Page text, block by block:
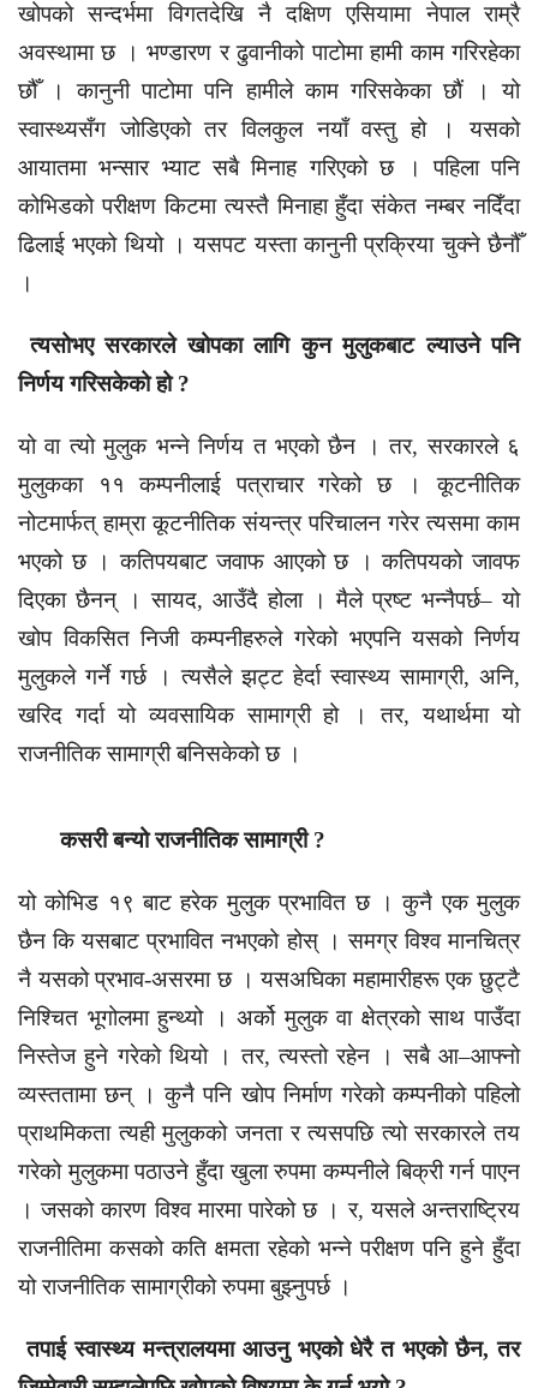
खोपको सन्दर्भमा विगतदेखि नै दक्षिण एसियामा नेपाल राम्रै
अवस्थामा छ । भण्डारण र ढुवानीको पाटोमा हामी काम गरिरहेका
छौँ । कानुनी पाटोमा पनि हामीले काम गरिसकेका छौं । यो
स्वास्थ्यसँग जोडिएको तर विलकुल नयाँ वस्तु हो । यसको
आयातमा भन्सार भ्याट सबै मिनाह गरिएको छ । पहिला पनि
कोभिडको परीक्षण किटमा त्यस्तै मिनाहा हुँदा संकेत नम्बर नदिँदा
ढिलाई भएको थियो । यसपट यस्ता कानुनी प्रक्रिया चुक्ने छैनौँ
।
त्यसोभए सरकारले खोपका लागि कुन मुलुकबाट ल्याउने पनि
निर्णय गरिसकेको हो ?
यो वा त्यो मुलुक भन्ने निर्णय त भएको छैन । तर, सरकारले ६
मुलुकका ११ कम्पनीलाई पत्राचार गरेको छ । कूटनीतिक
नोटमार्फत् हाम्रा कूटनीतिक संयन्त्र परिचालन गरेर त्यसमा काम
भएको छ । कतिपयबाट जवाफ आएको छ । कतिपयको जावफ
दिएका छैनन् । सायद, आउँदै होला । मैले प्रष्ट भन्नैपर्छ– यो
खोप विकसित निजी कम्पनीहरुले गरेको भएपनि यसको निर्णय
मुलुकले गर्ने गर्छ । त्यसैले झट्ट हेर्दा स्वास्थ्य सामाग्री, अनि,
खरिद गर्दा यो व्यवसायिक सामाग्री हो । तर, यथार्थमा यो
राजनीतिक सामाग्री बनिसकेको छ ।
कसरी बन्यो राजनीतिक सामाग्री ?
यो कोभिड १९ बाट हरेक मुलुक प्रभावित छ । कुनै एक मुलुक
छैन कि यसबाट प्रभावित नभएको होस् । समग्र विश्व मानचित्र
नै यसको प्रभाव-असरमा छ । यसअघिका महामारीहरू एक छुट्टै
निश्चित भूगोलमा हुन्थ्यो । अर्को मुलुक वा क्षेत्रको साथ पाउँदा
निस्तेज हुने गरेको थियो । तर, त्यस्तो रहेन । सबै आ–आफ्नो
व्यस्ततामा छन् । कुनै पनि खोप निर्माण गरेको कम्पनीको पहिलो
प्राथमिकता त्यही मुलुकको जनता र त्यसपछि त्यो सरकारले तय
गरेको मुलुकमा पठाउने हुँदा खुला रुपमा कम्पनीले बिक्री गर्न पाएन
। जसको कारण विश्व मारमा पारेको छ । र, यसले अन्तराष्ट्रिय
राजनीतिमा कसको कति क्षमता रहेको भन्ने परीक्षण पनि हुने हुँदा
यो राजनीतिक सामाग्रीको रुपमा बुझ्नुपर्छ ।
तपाई स्वास्थ्य मन्त्रालयमा आउनु भएको धेरै त भएको छैन, तर